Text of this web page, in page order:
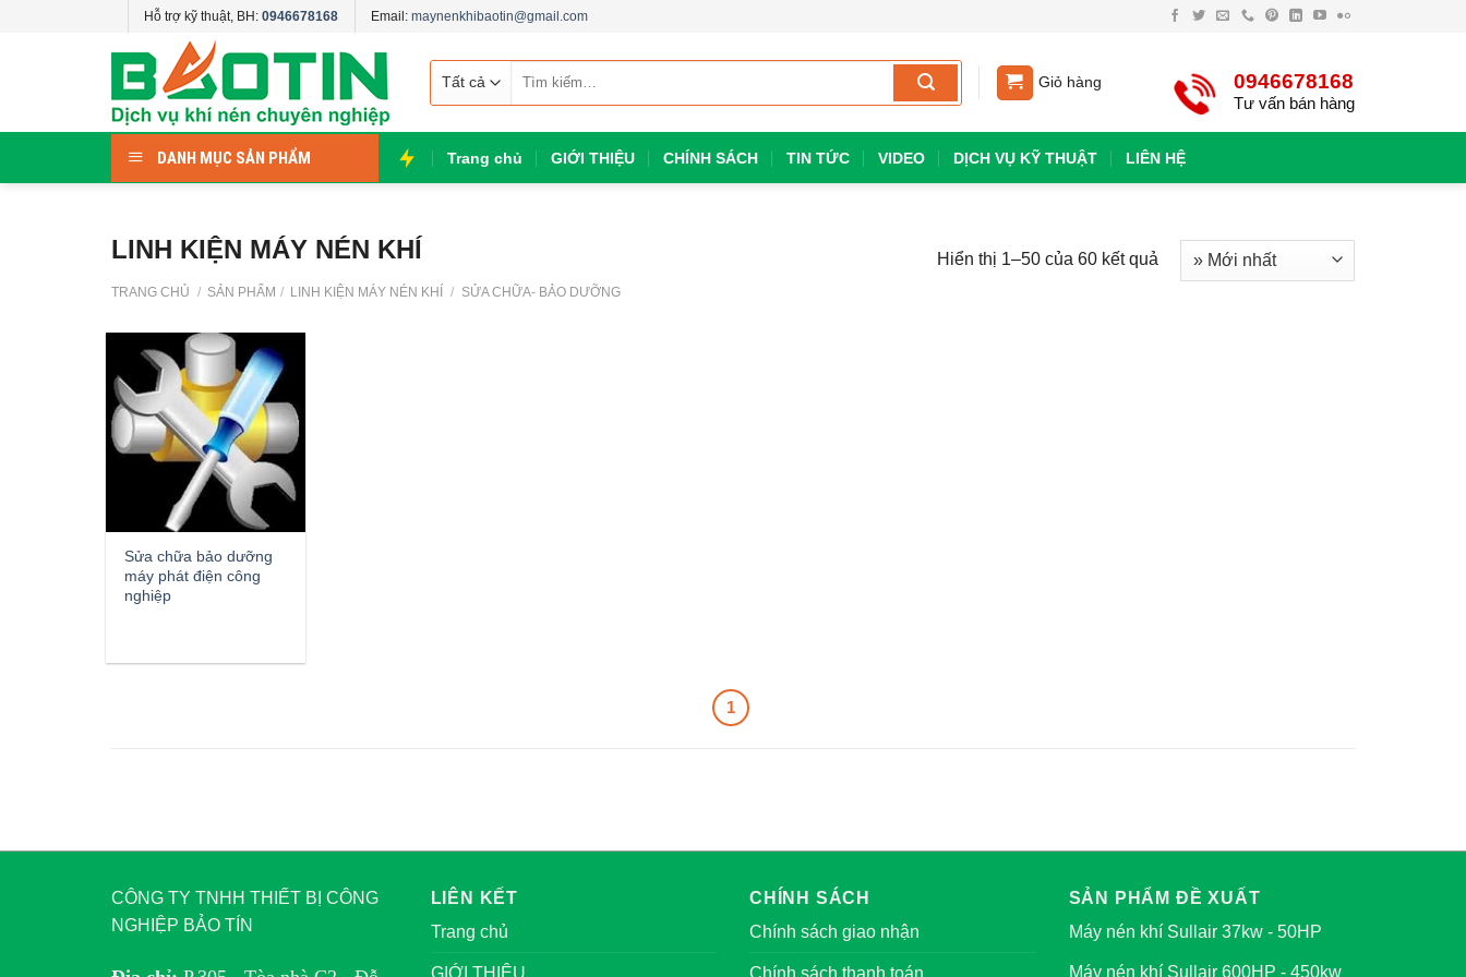
Hỗ trợ kỹ thuật, BH: 0946678168 Email: maynenkhibaotin@gmail.com
kiếm:
Giỏ hàng 0946678168
Tư vấn bán hàng
DANH MỤC SẢN PHẨM Trang chủ GIỚI THIỆU CHÍNH SÁCH TIN TỨC VIDEO DỊCH VỤ KỸ THUẬT LIÊN HỆ
LINH KIỆN MÁY NÉN KHÍ
TRANG CHỦ / SẢN PHẨM / LINH KIỆN MÁY NÉN KHÍ / SỬA CHỮA- BẢO DƯỠNG
Hiển thị 1–50 của 60 kết quả
Sửa chữa bảo dưỡng
máy phát điện công
nghiệp
1
CÔNG TY TNHH THIẾT BỊ CÔNG
NGHIỆP BẢO TÍN
LIÊN KẾT
Trang chủ
GIỚI THIỆU
CHÍNH SÁCH
Chính sách giao nhận
Chính sách thanh toán
SẢN PHẨM ĐỀ XUẤT
Máy nén khí Sullair 37kw - 50HP
Máy nén khí Sullair 600HP - 450kw